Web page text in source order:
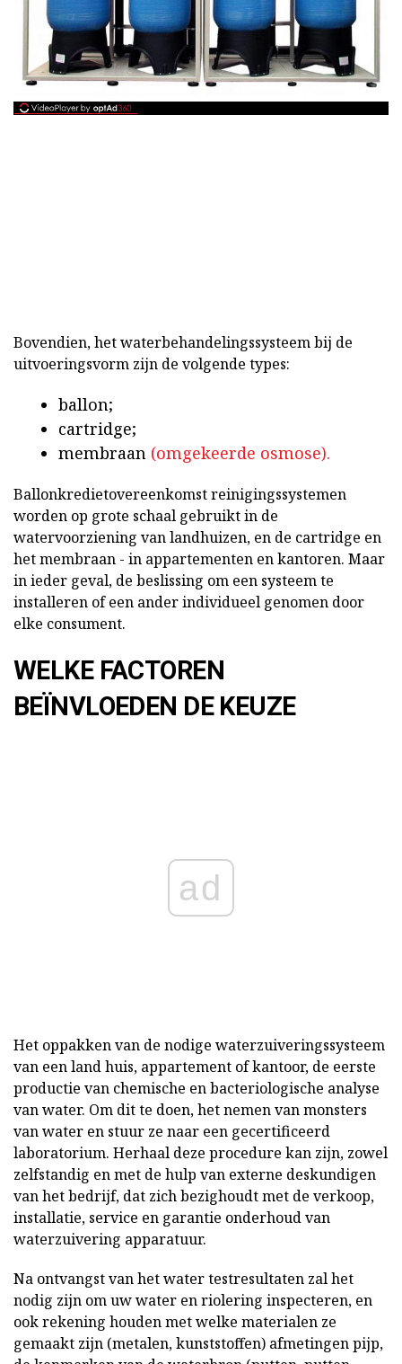
Bovendien, het waterbehandelingssysteem bij de
uitvoeringsvorm zijn de volgende types:
ballon;
cartridge;
membraan (omgekeerde osmose).
Ballonkredietovereenkomst reinigingssystemen
worden op grote schaal gebruikt in de
watervoorziening van landhuizen, en de cartridge en
het membraan - in appartementen en kantoren. Maar
in ieder geval, de beslissing om een systeem te
installeren of een ander individueel genomen door
elke consument.
WELKE FACTOREN
BEÏNVLOEDEN DE KEUZE
ad
Het oppakken van de nodige waterzuiveringssysteem
van een land huis, appartement of kantoor, de eerste
productie van chemische en bacteriologische analyse
van water. Om dit te doen, het nemen van monsters
van water en stuur ze naar een gecertificeerd
laboratorium. Herhaal deze procedure kan zijn, zowel
zelfstandig en met de hulp van externe deskundigen
van het bedrijf, dat zich bezighoudt met de verkoop,
installatie, service en garantie onderhoud van
waterzuivering apparatuur.
Na ontvangst van het water testresultaten zal het
nodig zijn om uw water en riolering inspecteren, en
ook rekening houden met welke materialen ze
gemaakt zijn (metalen, kunststoffen) afmetingen pijp,